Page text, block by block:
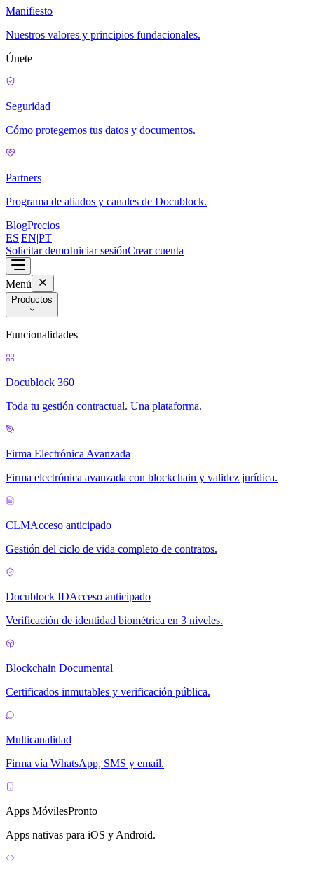
Manifiesto
Nuestros valores y principios fundacionales.
Únete
Seguridad
Cómo protegemos tus datos y documentos.
Partners
Programa de aliados y canales de Docublock.
BlogPrecios
ES|EN|PT
Solicitar demoIniciar sesiónCrear cuenta
Menú
Productos
Funcionalidades
Docublock 360
Toda tu gestión contractual. Una plataforma.
Firma Electrónica Avanzada
Firma electrónica avanzada con blockchain y validez jurídica.
CLMAcceso anticipado
Gestión del ciclo de vida completo de contratos.
Docublock IDAcceso anticipado
Verificación de identidad biométrica en 3 niveles.
Blockchain Documental
Certificados inmutables y verificación pública.
Multicanalidad
Firma vía WhatsApp, SMS y email.
Apps MóvilesPronto
Apps nativas para iOS y Android.